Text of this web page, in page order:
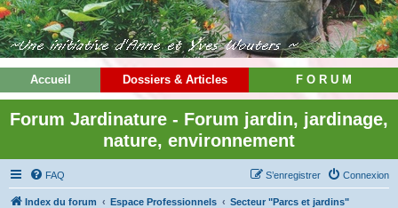
Accueil Dossiers & Articles F O R U M
Forum Jardinature - Forum jardin, jardinage,
nature, environnement
FAQ Connexion
S’enregistrer
Index du forum Espace Professionnels Secteur "Parcs et jardins"